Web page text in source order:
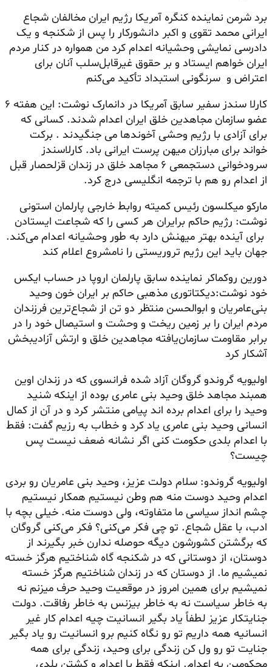
برد شرمن نماینده کنگره آمریکا رژیم ایران مخالفان شجاع
ایرانی محمد تقوی و اکبر دانشورکار را پس از شکنجه و یک
دادرسی نمایشی وحشیانه اعدام کرد من همواره در کنار مردم
ایران خواهم ایستاد و بر حقوق غیرقابل‌سلب آنان برای
اعتراض و سرنگونی استبداد تأکید می‌کنم
کارلا سندز سفیر سابق آمریکا در دانمارک نوشت: این هفته ۶
عضو سازمان مجاهدین خلق ایران اعدام شدند. کسانی که
برای آزادی با رژیم وحشی آخوندها می جنگیدند . برکت
خواند برای مبارزان میهن پرست ایرانی باد. کارلاسندز
سرودخوانی دستجمعی ۶ مجاهد خلق در زندان قزلحصار قبل
از اعدام رو هم با ترجمه انگلیسی درج کرد.
مارکو میکلسون رئیس کمیته روابط خارجی پارلمان استونی
نوشت: رژیم حاکم برایران هر کسی را که شجاعت ایستادن
برای آینده بهتر میهنش دارد به طور وحشیانه اعدام می‌کند.
جهان باید این رژیم تروریستی را نامشروع اعلام کند
دورین روکماکر نماینده سابق پارلمان اروپا در حساب ایکس
خود نوشت:دیکتاتوری مذهبی حاکم بر ایران خون وحید
بنی‌عامریان و ابوالحسن منتظر دو تن از شجاع‌ترین فرزندان
مردم ایران را بر زمین ریخت و وحشت و استیصال خود را در
برابر مقاومت سازمان‌یافته مجاهدین خلق و ارتش آزادیبخش
آشکار کرد
اولیویه گروندو گروگان آزاد شده فرانسوی که در زندان اوین
همبند مجاهد خلق وحید بنی عامری بوده از اینکه شنید
وحید را برای اعدام برده اند پیامی منتشر کرد و در آن از کمال
انسانی وحید بنی عامری یاد کرد و خطاب به رزیم گفت: فقط
با اعدام بلدی حکومت کنی اگر نشانه ضعف نیست پس
چیست؟
اولیویه گروندو: سلام دولت عزیز، وحید بنی عامریان رو بردی
اعدام وحید دوست منه هم وطن نیستیم همکار نیستیم
چشم انداز سیاسی ما متفاوته، ولی دوست منه. خیلی بچه با
ادب، با عقل شجاع. تو چی فکر می‌کنی؟ فکر می‌کنی گروگان
که برگشتن کشورشون دیگه حوصله ندارن خبر بگیرند از
دوستان، از دوستانی که در شکنجه گاه شناختیم هرگز خسته
نمیشیم ما. از دوستان که در زندان شناختیم هرگز خسته
نمیشیم برای همین امروز در موقعیت وحید حرف میزنم نه
به خاطر سیاست نه به خاطر بیزنس به خاطر رفاقت. دولت
جنایتکار عزیز لطفاً یاد بگیر انسانیت چیه اعدام کار غیر
انسانیه همه داریم تو رو نگاه کنیم برو انسانیت رو یاد بگیر
جنایت تو رو ول کن زندگی برای وحید، زندگی برای همه